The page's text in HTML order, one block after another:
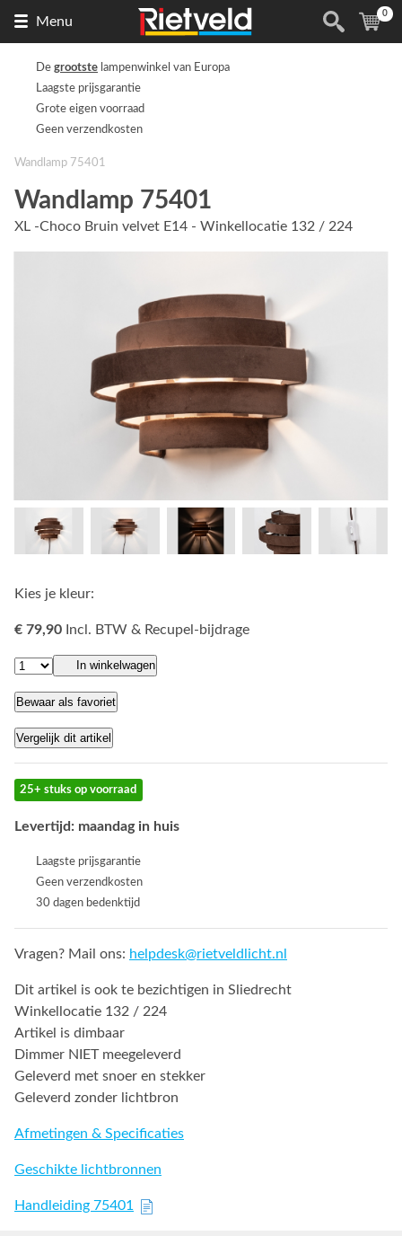
Menu
de
(
0
De grootste lampenwinkel van Europa
Laagste prijsgarantie
Grote eigen voorraad
Geen verzendkosten
Wandlamp 75401
Wandlamp 75401
XL -Choco Bruin velvet E14 - Winkellocatie 132 / 224
Kies je kleur:
€ 79,90 Incl. BTW & Recupel-bijdrage
In winkelwagen
Bewaar als favoriet
Vergelijk dit artikel
25+ stuks op voorraad
Levertijd: maandag in huis
Laagste prijsgarantie
Geen verzendkosten
30 dagen bedenktijd
Vragen? Mail ons: helpdesk@rietveldlicht.nl
Dit artikel is ook te bezichtigen in Sliedrecht
Winkellocatie 132 / 224
Artikel is dimbaar
Dimmer NIET meegeleverd
Geleverd met snoer en stekker
Geleverd zonder lichtbron
Afmetingen & Specificaties
Geschikte lichtbronnen
Handleiding 75401